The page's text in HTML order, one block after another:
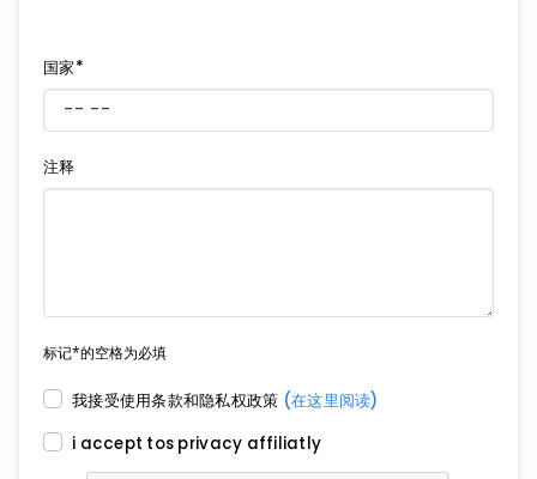
国家*
注释
标记*的空格为必填
我接受使用条款和隐私权政策 (在这里阅读)
i accept tos privacy affiliatly